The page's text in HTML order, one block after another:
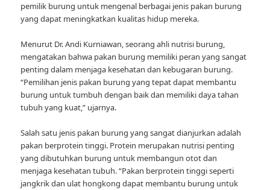
pemilik burung untuk mengenal berbagai jenis pakan burung
yang dapat meningkatkan kualitas hidup mereka.
Menurut Dr. Andi Kurniawan, seorang ahli nutrisi burung,
mengatakan bahwa pakan burung memiliki peran yang sangat
penting dalam menjaga kesehatan dan kebugaran burung.
“Pemilihan jenis pakan burung yang tepat dapat membantu
burung untuk tumbuh dengan baik dan memiliki daya tahan
tubuh yang kuat,” ujarnya.
Salah satu jenis pakan burung yang sangat dianjurkan adalah
pakan berprotein tinggi. Protein merupakan nutrisi penting
yang dibutuhkan burung untuk membangun otot dan
menjaga kesehatan tubuh. “Pakan berprotein tinggi seperti
jangkrik dan ulat hongkong dapat membantu burung untuk